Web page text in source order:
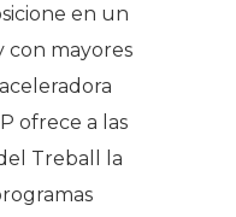
en un
con mayores
ofrece a las
Treball la